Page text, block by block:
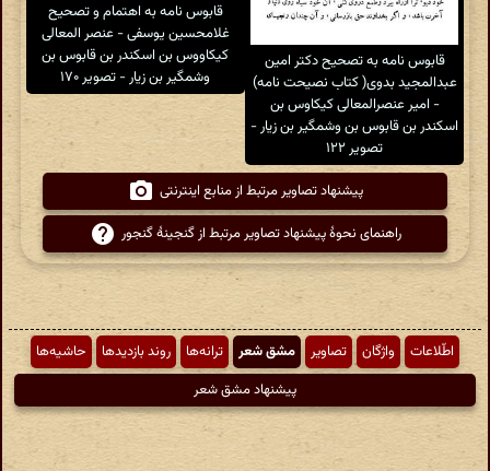
قابوس نامه به تصحیح دکتر امین
عبدالمجید بدوی( کتاب نصیحت نامه)
- امیر عنصرالمعالی کیکاوس بن
اسکندر بن قابوس بن وشمگیر بن زیار -
تصویر ۱۲۲
قابوس نامه به اهتمام و تصحیح
غلامحسین یوسفی - عنصر المعالی
کیکاووس بن اسکندر بن قابوس بن
وشمگیر بن زیار - تصویر ۱۷۰
پیشنهاد تصاویر مرتبط از منابع اینترنتی
راهنمای نحوهٔ پیشنهاد تصاویر مرتبط از گنجینهٔ گنجور
اطّلاعات واژگان تصاویر مشق شعر ترانه‌ها روند بازدیدها
حاشیه‌ها
پیشنهاد مشق شعر